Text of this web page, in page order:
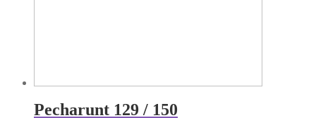
Pecharunt 129 / 150